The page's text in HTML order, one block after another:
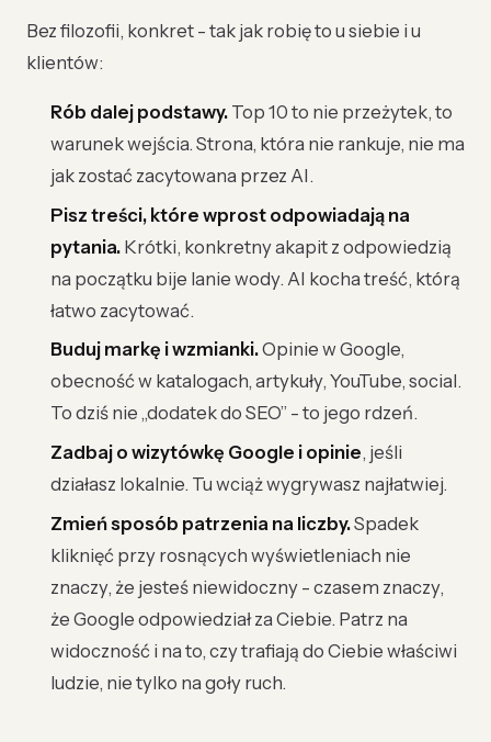
Bez filozofii, konkret - tak jak robię to u siebie i u
klientów:
Rób dalej podstawy. Top 10 to nie przeżytek, to
warunek wejścia. Strona, która nie rankuje, nie ma
jak zostać zacytowana przez AI.
Pisz treści, które wprost odpowiadają na
pytania. Krótki, konkretny akapit z odpowiedzią
na początku bije lanie wody. AI kocha treść, którą
łatwo zacytować.
Buduj markę i wzmianki.Opinie w Google,
obecność w katalogach, artykuły, YouTube, social.
To dziś nie „dodatek do SEO” - to jego rdzeń.
Zadbaj o wizytówkę Google i opinie, jeśli
działasz lokalnie. Tu wciąż wygrywasz najłatwiej.
Zmień sposób patrzenia na liczby.Spadek
kliknięć przy rosnących wyświetleniach nie
znaczy, że jesteś niewidoczny - czasem znaczy,
że Google odpowiedział za Ciebie. Patrz na
widoczność i na to, czy trafiają do Ciebie właściwi
ludzie, nie tylko na goły ruch.